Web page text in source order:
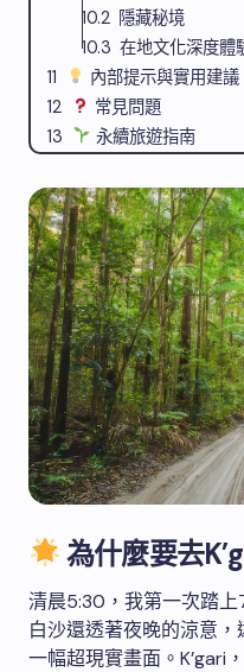
隱藏秘境
在地文化深度體
內部提示與實用建議
常見問題
永續旅遊指南
為什麼要去
清晨5:30，我第一次踏
白沙還透著夜晚的涼意
一幅超現實畫面。K’gari